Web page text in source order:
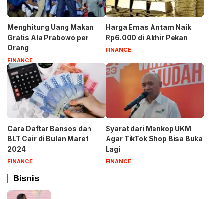
Menghitung Uang Makan
Gratis Ala Prabowo per
Orang
FINANCE
Harga Emas Antam Naik
Rp6.000 di Akhir Pekan
FINANCE
Cara Daftar Bansos dan
BLT Cair di Bulan Maret
2024
FINANCE
Syarat dari Menkop UKM
Agar TikTok Shop Bisa Buka
Lagi
FINANCE
Bisnis